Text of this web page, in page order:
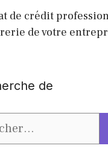
de crédit
de votre
de
: